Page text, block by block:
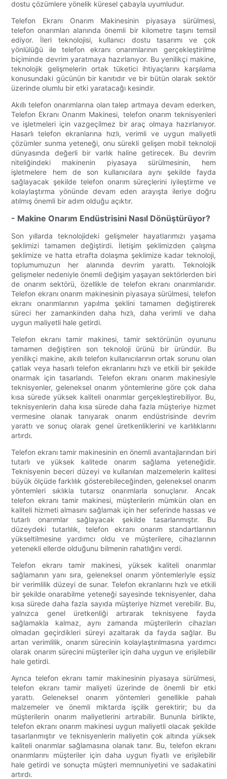
dostu çözümlere yönelik küresel çabayla uyumludur.
Telefon Ekranı Onarım Makinesinin piyasaya sürülmesi,
telefon onarımları alanında önemli bir kilometre taşını temsil
ediyor. İleri teknolojisi, kullanıcı dostu tasarımı ve çok
yönlülüğü ile telefon ekranı onarımlarının gerçekleştirilme
biçiminde devrim yaratmaya hazırlanıyor. Bu yenilikçi makine,
teknolojik gelişmelerin ortak tüketici ihtiyaçlarını karşılama
konusundaki gücünün bir kanıtıdır ve bir bütün olarak sektör
üzerinde olumlu bir etki yaratacağı kesindir.
Akıllı telefon onarımlarına olan talep artmaya devam ederken,
Telefon Ekranı Onarım Makinesi, telefon onarım teknisyenleri
ve işletmeleri için vazgeçilmez bir araç olmaya hazırlanıyor.
Hasarlı telefon ekranlarına hızlı, verimli ve uygun maliyetli
çözümler sunma yeteneği, onu sürekli gelişen mobil teknoloji
dünyasında değerli bir varlık haline getirecek. Bu devrim
niteliğindeki makinenin piyasaya sürülmesinin, hem
işletmelere hem de son kullanıcılara aynı şekilde fayda
sağlayacak şekilde telefon onarım süreçlerini iyileştirme ve
kolaylaştırma yönünde devam eden arayışta ileriye doğru
atılmış önemli bir adım olduğu açıktır.
- Makine Onarım Endüstrisini Nasıl Dönüştürüyor?
Son yıllarda teknolojideki gelişmeler hayatlarımızı yaşama
şeklimizi tamamen değiştirdi. İletişim şeklimizden çalışma
şeklimize ve hatta etrafta dolaşma şeklimize kadar teknoloji,
toplumumuzun her alanında devrim yarattı. Teknolojik
gelişmeler nedeniyle önemli değişim yaşayan sektörlerden biri
de onarım sektörü, özellikle de telefon ekranı onarımlarıdır.
Telefon ekranı onarım makinesinin piyasaya sürülmesi, telefon
ekranı onarımlarının yapılma şeklini tamamen değiştirerek
süreci her zamankinden daha hızlı, daha verimli ve daha
uygun maliyetli hale getirdi.
Telefon ekranı tamir makinesi, tamir sektörünün oyununu
tamamen değiştiren son teknoloji ürünü bir üründür. Bu
yenilikçi makine, akıllı telefon kullanıcılarının ortak sorunu olan
çatlak veya hasarlı telefon ekranlarını hızlı ve etkili bir şekilde
onarmak için tasarlandı. Telefon ekranı onarım makinesiyle
teknisyenler, geleneksel onarım yöntemlerine göre çok daha
kısa sürede yüksek kaliteli onarımlar gerçekleştirebiliyor. Bu,
teknisyenlerin daha kısa sürede daha fazla müşteriye hizmet
vermesine olanak tanıyarak onarım endüstrisinde devrim
yarattı ve sonuç olarak genel üretkenliklerini ve karlılıklarını
artırdı.
Telefon ekranı tamir makinesinin en önemli avantajlarından biri
tutarlı ve yüksek kalitede onarım sağlama yeteneğidir.
Teknisyenin beceri düzeyi ve kullanılan malzemelerin kalitesi
büyük ölçüde farklılık gösterebileceğinden, geleneksel onarım
yöntemleri sıklıkla tutarsız onarımlarla sonuçlanır. Ancak
telefon ekranı tamir makinesi, müşterilerin mümkün olan en
kaliteli hizmeti almasını sağlamak için her seferinde hassas ve
tutarlı onarımlar sağlayacak şekilde tasarlanmıştır. Bu
düzeydeki tutarlılık, telefon ekranı onarım standartlarının
yükseltilmesine yardımcı oldu ve müşterilere, cihazlarının
yetenekli ellerde olduğunu bilmenin rahatlığını verdi.
Telefon ekranı tamir makinesi, yüksek kaliteli onarımlar
sağlamanın yanı sıra, geleneksel onarım yöntemleriyle eşsiz
bir verimlilik düzeyi de sunar. Telefon ekranlarını hızlı ve etkili
bir şekilde onarabilme yeteneği sayesinde teknisyenler, daha
kısa sürede daha fazla sayıda müşteriye hizmet verebilir. Bu,
yalnızca genel üretkenliği artırarak teknisyene fayda
sağlamakla kalmaz, aynı zamanda müşterilerin cihazları
olmadan geçirdikleri süreyi azaltarak da fayda sağlar. Bu
artan verimlilik, onarım sürecinin kolaylaştırılmasına yardımcı
olarak onarım sürecini müşteriler için daha uygun ve erişilebilir
hale getirdi.
Ayrıca telefon ekranı tamir makinesinin piyasaya sürülmesi,
telefon ekranı tamir maliyeti üzerinde de önemli bir etki
yarattı. Geleneksel onarım yöntemleri genellikle pahalı
malzemeler ve önemli miktarda işçilik gerektirir; bu da
müşterilerin onarım maliyetlerini artırabilir. Bununla birlikte,
telefon ekranı onarım makinesi uygun maliyetli olacak şekilde
tasarlanmıştır ve teknisyenlerin maliyetin çok altında yüksek
kaliteli onarımlar sağlamasına olanak tanır. Bu, telefon ekranı
onarımlarını müşteriler için daha uygun fiyatlı ve erişilebilir
hale getirdi ve sonuçta müşteri memnuniyetini ve sadakatini
artırdı.